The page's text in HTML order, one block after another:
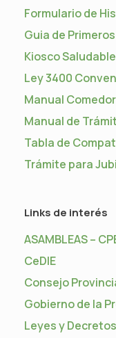
Formulario de
Guia de
Kiosco Saludable
Ley 3400
Manual
Manual de
Tabla de
Trámite para
Links de interés
ASAMBLEAS –
CeDIE
Consejo
Gobierno de la
Leyes y Decretos